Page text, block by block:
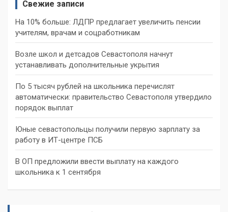
Свежие записи
На 10% больше: ЛДПР предлагает увеличить пенсии
учителям, врачам и соцработникам
Возле школ и детсадов Севастополя начнут
устанавливать дополнительные укрытия
По 5 тысяч рублей на школьника перечислят
автоматически: правительство Севастополя утвердило
порядок выплат
Юные севастопольцы получили первую зарплату за
работу в ИТ-центре ПСБ
В ОП предложили ввести выплату на каждого
школьника к 1 сентября